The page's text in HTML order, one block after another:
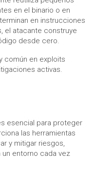
en el binario o en
en instrucciones
el atacante construye
desde cero.
común en exploits
activas.
esencial para proteger
las herramientas
y mitigar riesgos,
entorno cada vez